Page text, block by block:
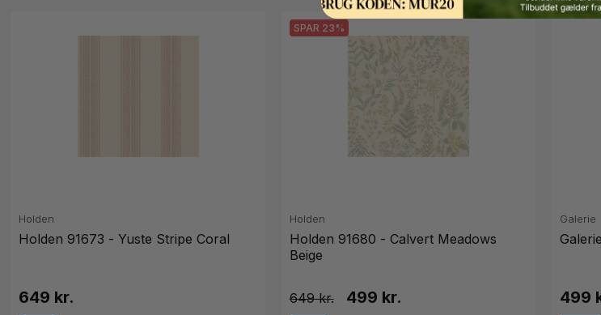
Holden
Holden 91673 - Yuste Stripe Coral
649 kr.
SPAR 23%
Holden
Holden 91680 - Calvert Meadows
Beige
649 499 kr.
Galerie
499